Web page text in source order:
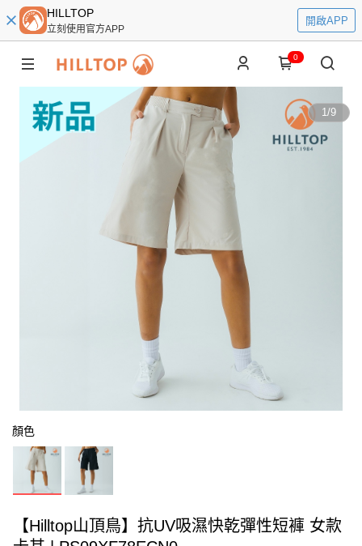
HILLTOP
立刻使用官方APP
開啟APP
0
1/9
顏色
【Hilltop山頂鳥】抗UV吸濕快乾彈性短褲 女款